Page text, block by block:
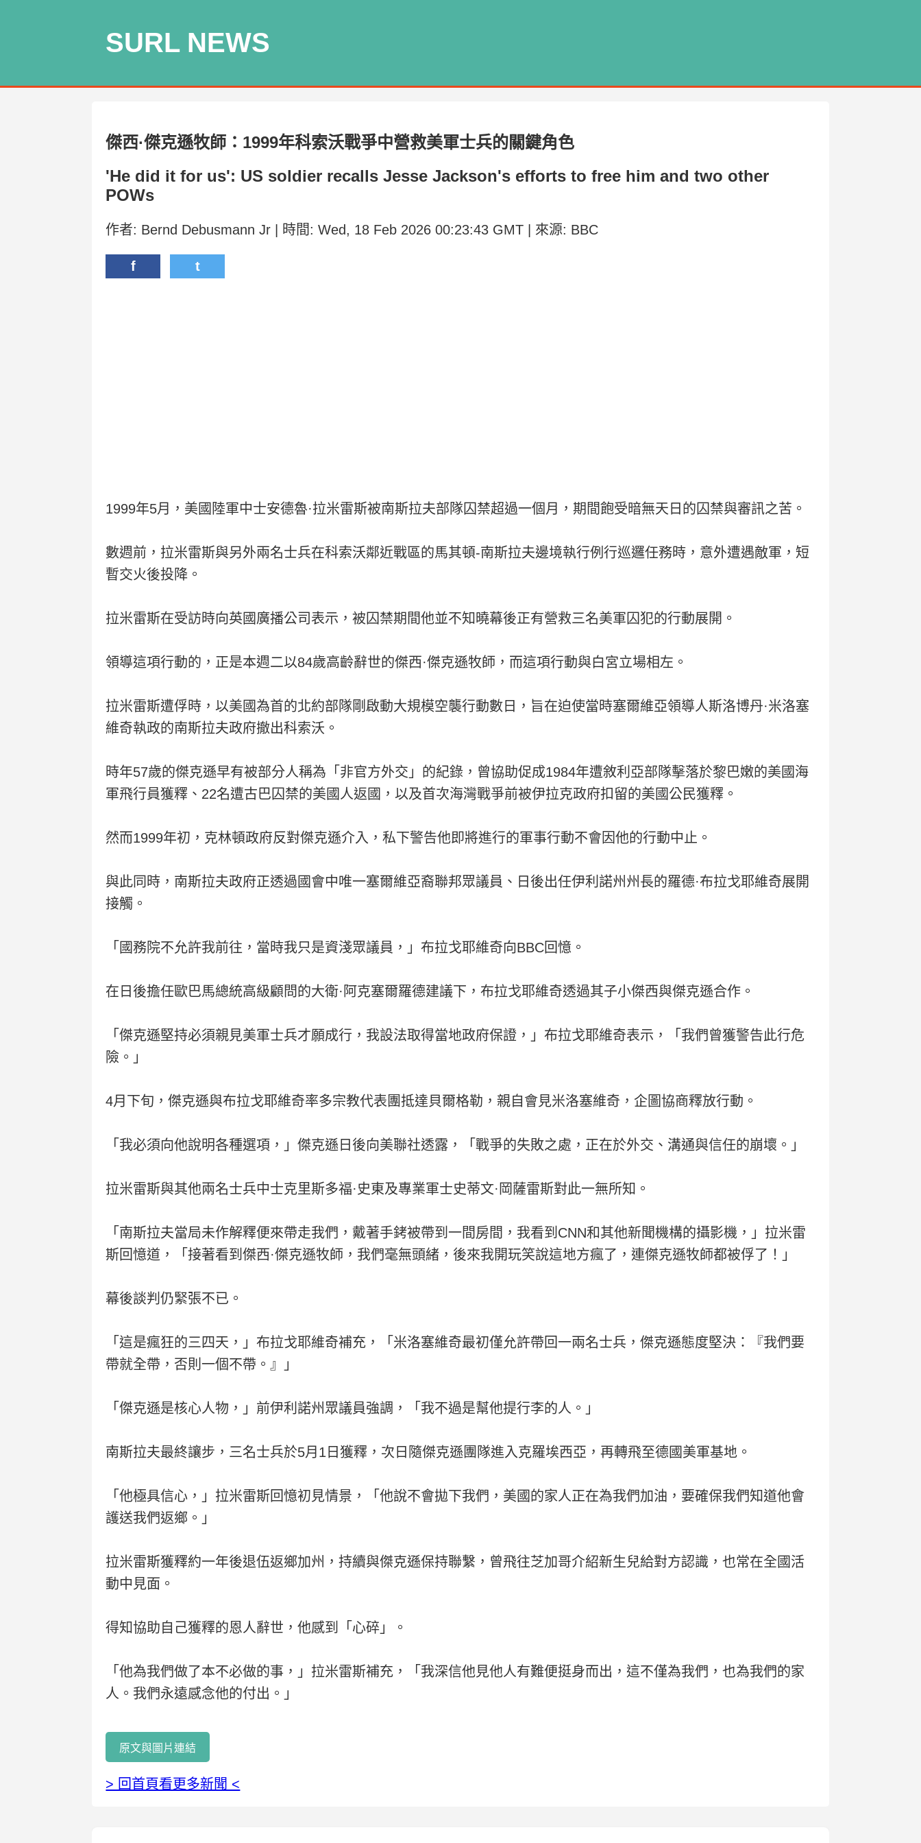
SURL NEWS
傑西·傑克遜牧師：1999年科索沃戰爭中營救美軍士兵的關鍵角色
'He did it for us': US soldier recalls Jesse Jackson's efforts to free him and two other
POWs
作者: Bernd Debusmann Jr | 時間: Wed, 18 Feb 2026 00:23:43 GMT | 來源: BBC
f t
1999年5月，美國陸軍中士安德魯·拉米雷斯被南斯拉夫部隊囚禁超過一個月，期間飽受暗無天日的囚禁與審訊之苦。
數週前，拉米雷斯與另外兩名士兵在科索沃鄰近戰區的馬其頓-南斯拉夫邊境執行例行巡邏任務時，意外遭遇敵軍，短
暫交火後投降。
拉米雷斯在受訪時向英國廣播公司表示，被囚禁期間他並不知曉幕後正有營救三名美軍囚犯的行動展開。
領導這項行動的，正是本週二以84歲高齡辭世的傑西·傑克遜牧師，而這項行動與白宮立場相左。
拉米雷斯遭俘時，以美國為首的北約部隊剛啟動大規模空襲行動數日，旨在迫使當時塞爾維亞領導人斯洛博丹·米洛塞
維奇執政的南斯拉夫政府撤出科索沃。
時年57歲的傑克遜早有被部分人稱為「非官方外交」的紀錄，曾協助促成1984年遭敘利亞部隊擊落於黎巴嫩的美國海
軍飛行員獲釋、22名遭古巴囚禁的美國人返國，以及首次海灣戰爭前被伊拉克政府扣留的美國公民獲釋。
然而1999年初，克林頓政府反對傑克遜介入，私下警告他即將進行的軍事行動不會因他的行動中止。
與此同時，南斯拉夫政府正透過國會中唯一塞爾維亞裔聯邦眾議員、日後出任伊利諾州州長的羅德·布拉戈耶維奇展開
接觸。
「國務院不允許我前往，當時我只是資淺眾議員，」布拉戈耶維奇向BBC回憶。
在日後擔任歐巴馬總統高級顧問的大衛·阿克塞爾羅德建議下，布拉戈耶維奇透過其子小傑西與傑克遜合作。
「傑克遜堅持必須親見美軍士兵才願成行，我設法取得當地政府保證，」布拉戈耶維奇表示，「我們曾獲警告此行危
險。」
4月下旬，傑克遜與布拉戈耶維奇率多宗教代表團抵達貝爾格勒，親自會見米洛塞維奇，企圖協商釋放行動。
「我必須向他說明各種選項，」傑克遜日後向美聯社透露，「戰爭的失敗之處，正在於外交、溝通與信任的崩壞。」
拉米雷斯與其他兩名士兵中士克里斯多福·史東及專業軍士史蒂文·岡薩雷斯對此一無所知。
「南斯拉夫當局未作解釋便來帶走我們，戴著手銬被帶到一間房間，我看到CNN和其他新聞機構的攝影機，」拉米雷
斯回憶道，「接著看到傑西·傑克遜牧師，我們毫無頭緒，後來我開玩笑說這地方瘋了，連傑克遜牧師都被俘了！」
幕後談判仍緊張不已。
「這是瘋狂的三四天，」布拉戈耶維奇補充，「米洛塞維奇最初僅允許帶回一兩名士兵，傑克遜態度堅決：『我們要
帶就全帶，否則一個不帶。』」
「傑克遜是核心人物，」前伊利諾州眾議員強調，「我不過是幫他提行李的人。」
南斯拉夫最終讓步，三名士兵於5月1日獲釋，次日隨傑克遜團隊進入克羅埃西亞，再轉飛至德國美軍基地。
「他極具信心，」拉米雷斯回憶初見情景，「他說不會拋下我們，美國的家人正在為我們加油，要確保我們知道他會
護送我們返鄉。」
拉米雷斯獲釋約一年後退伍返鄉加州，持續與傑克遜保持聯繫，曾飛往芝加哥介紹新生兒給對方認識，也常在全國活
動中見面。
得知協助自己獲釋的恩人辭世，他感到「心碎」。
「他為我們做了本不必做的事，」拉米雷斯補充，「我深信他見他人有難便挺身而出，這不僅為我們，也為我們的家
人。我們永遠感念他的付出。」
原文與圖片連結
> 回首頁看更多新聞 <